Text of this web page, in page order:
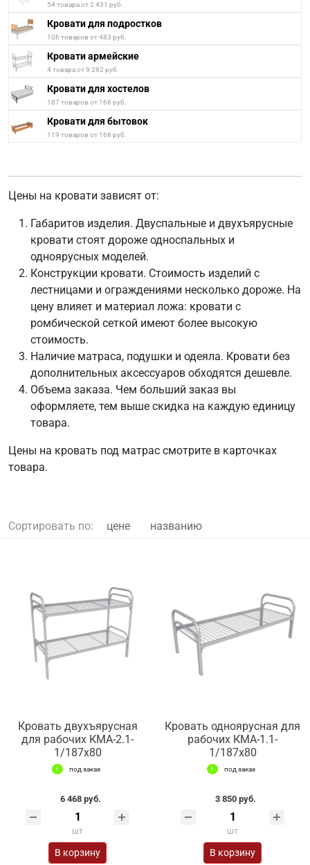
54 товара от 2 431 руб.
Кровати для подростков
106 товаров от 483 руб.
Кровати армейские
4 товара от 9 282 руб.
Кровати для хостелов
187 товаров от 168 руб.
Кровати для бытовок
119 товаров от 168 руб.
Цены на кровати зависят от:
Габаритов изделия. Двуспальные и двухъярусные
кровати стоят дороже односпальных и
одноярусных моделей.
Конструкции кровати. Стоимость изделий с
лестницами и ограждениями несколько дороже. На
цену влияет и материал ложа: кровати с
ромбической сеткой имеют более высокую
стоимость.
Наличие матраса, подушки и одеяла. Кровати без
дополнительных аксессуаров обходятся дешевле.
Объема заказа. Чем больший заказ вы
оформляете, тем выше скидка на каждую единицу
товара.
Цены на кровать под матрас смотрите в карточках
товара.
Сортировать по: цене названию
Кровать двухъярусная
для рабочих КМА-2.1-
1/187х80
под заказ
6 468 руб.
шт
В корзину
Кровать одноярусная для
рабочих КМА-1.1-
1/187х80
под заказ
3 850 руб.
шт
В корзину